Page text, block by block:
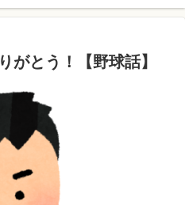
がとう！【野球話】